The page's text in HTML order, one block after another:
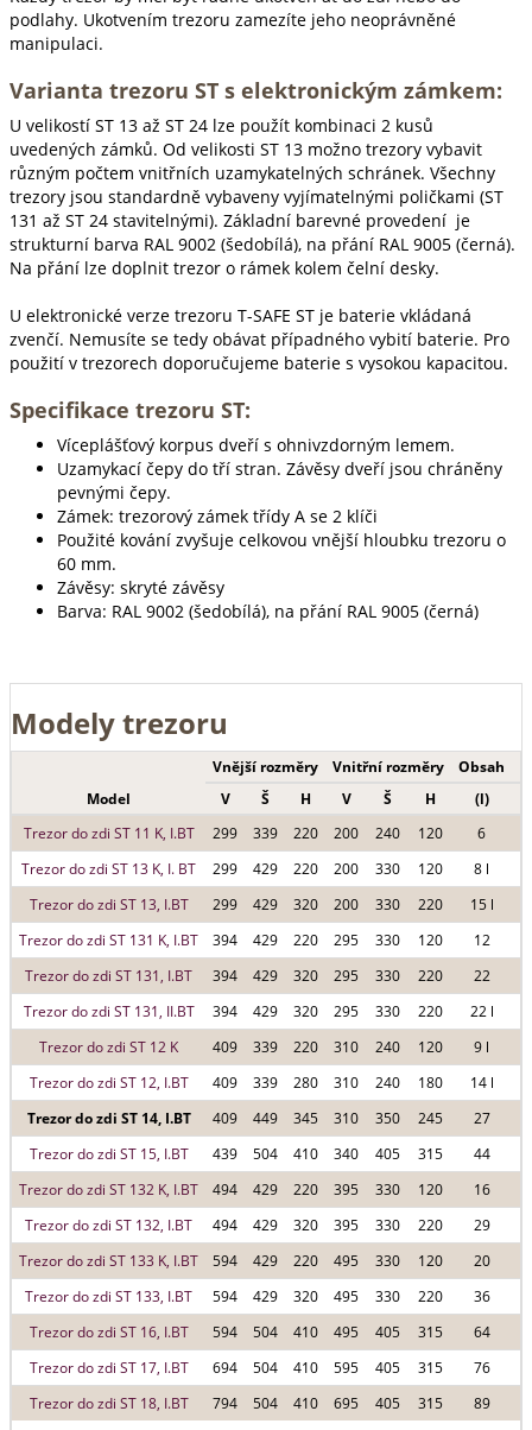
podlahy. Ukotvením trezoru zamezíte jeho neoprávněné
manipulaci.
Varianta trezoru ST s elektronickým zámkem:
U velikostí ST 13 až ST 24 lze použít kombinaci 2 kusů
uvedených zámků. Od velikosti ST 13 možno trezory vybavit
různým počtem vnitřních uzamykatelných schránek. Všechny
trezory jsou standardně vybaveny vyjímatelnými poličkami (ST
131 až ST 24 stavitelnými). Základní barevné provedení je
strukturní barva RAL 9002 (šedobílá), na přání RAL 9005 (černá).
Na přání lze doplnit trezor o rámek kolem čelní desky.
U elektronické verze trezoru T-SAFE ST je baterie vkládaná
zvenčí. Nemusíte se tedy obávat případného vybití baterie. Pro
použití v trezorech doporučujeme baterie s vysokou kapacitou.
Specifikace trezoru ST:
Víceplášťový korpus dveří s ohnivzdorným lemem.
Uzamykací čepy do tří stran. Závěsy dveří jsou chráněny
pevnými čepy.
Zámek: trezorový zámek třídy A se 2 klíči
Použité kování zvyšuje celkovou vnější hloubku trezoru o
60 mm.
Závěsy: skryté závěsy
Barva: RAL 9002 (šedobílá), na přání RAL 9005 (černá)
Modely trezoru
Model
Vnější rozměry Vnitřní rozměry Obsah
V
Š H V Š H
(l)
Trezor do zdi ST 11 K, I.BT
299 339 220 200 240 120
6
Trezor do zdi ST 13 K, I. BT
299 429 220 200 330 120
8 l
Trezor do zdi ST 13, I.BT
299 429 320 200 330 220
15 l
Trezor do zdi ST 131 K, I.BT
394 429 220 295 330 120
12
Trezor do zdi ST 131, I.BT
394 429 320 295 330 220
22
Trezor do zdi ST 131, II.BT
394 429 320 295 330 220
22 l
Trezor do zdi ST 12 K
409 339 220 310 240 120
9 l
Trezor do zdi ST 12, I.BT
409 339 280 310 240 180
14 l
Trezor do zdi ST 14, I.BT
409 449 345 310 350 245
27
Trezor do zdi ST 15, I.BT
439 504 410 340 405 315
44
Trezor do zdi ST 132 K, I.BT
494 429 220 395 330 120
16
Trezor do zdi ST 132, I.BT
494 429 320 395 330 220
29
Trezor do zdi ST 133 K, I.BT
594 429 220 495 330 120
20
Trezor do zdi ST 133, I.BT
594 429 320 495 330 220
36
Trezor do zdi ST 16, I.BT
594 504 410 495 405 315
64
Trezor do zdi ST 17, I.BT
694 504 410 595 405 315
76
Trezor do zdi ST 18, I.BT
794 504 410 695 405 315 89